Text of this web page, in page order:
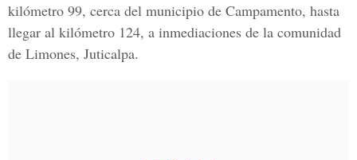
kilómetro 99, cerca del municipio de Campamento, hasta
llegar al kilómetro 124, a inmediaciones de la comunidad
de Limones, Juticalpa.